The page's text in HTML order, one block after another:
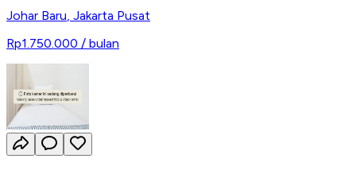
Johar Baru, Jakarta Pusat
Rp1.750.000 / bulan